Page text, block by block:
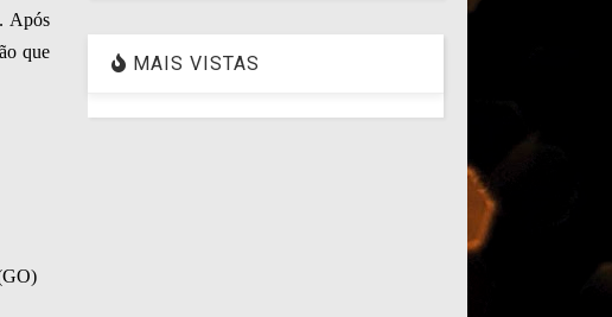
Após
que
MAIS VISTAS